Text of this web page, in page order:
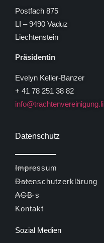
Postfach 875
LI – 9490 Vaduz
Liechtenstein
Präsidentin
Evelyn Keller-Banzer
+ 41 78 251 38 82
info@trachtenvereinigung.li
Datenschutz
Impressum
Datenschutzerklärung
AGB s
Kontakt
Sozial Medien